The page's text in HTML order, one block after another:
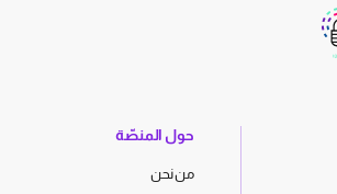
حول المنصّة
من نحن